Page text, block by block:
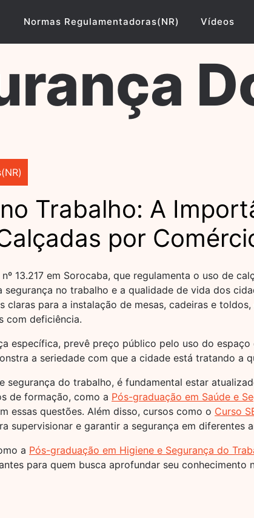
Normas Regulamentadoras(NR) Vídeos
Trabalho: A
por
13.217 em Sorocaba, que regulamenta o uso de
segurança no trabalho e a qualidade de vida dos
claras para a instalação de mesas, cadeiras e
com deficiência.
específica, prevê preço público pelo uso do
a seriedade com que a cidade está tratando a
segurança do trabalho, é fundamental estar
de formação, como a Pós-graduação em Saúde e
essas questões. Além disso, cursos como o Curso
supervisionar e garantir a segurança em diferentes
a Pós-graduação em Higiene e Segurança do
para quem busca aprofundar seu